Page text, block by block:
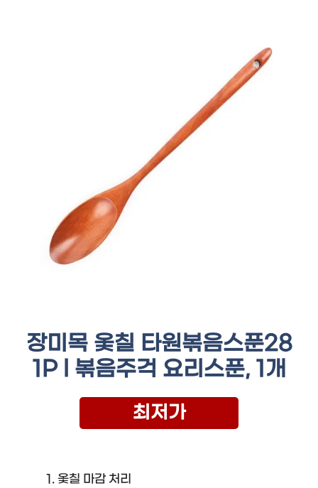
장미목 옻칠 타원볶음스푼28
1P l 볶음주걱 요리스푼, 1개
최저가
옻칠 마감 처리